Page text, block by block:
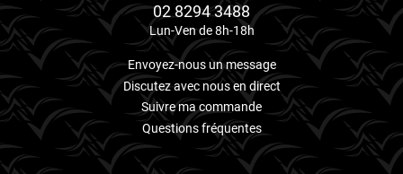
02 8294 3488
Lun-Ven de 8h-18h
Envoyez-nous un message
Discutez avec nous en direct
Suivre ma commande
Questions fréquentes